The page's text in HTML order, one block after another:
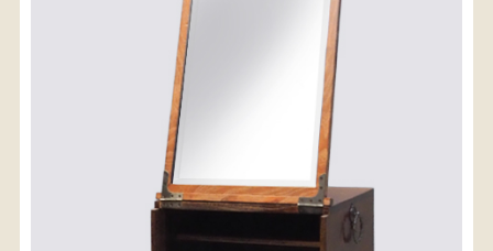
・商品代金に送料は含まれておりません。
・送料は、商品のサイズ・発送先地域によって異なり
・ご購入手続きを進める途中で「宅急便」を選択いた
だくと、自動的に送料が加算されます。
・配送についての詳細は、
【送料を確認する】
お届け先、送料ランクを選択する事で送料が表
示されます。